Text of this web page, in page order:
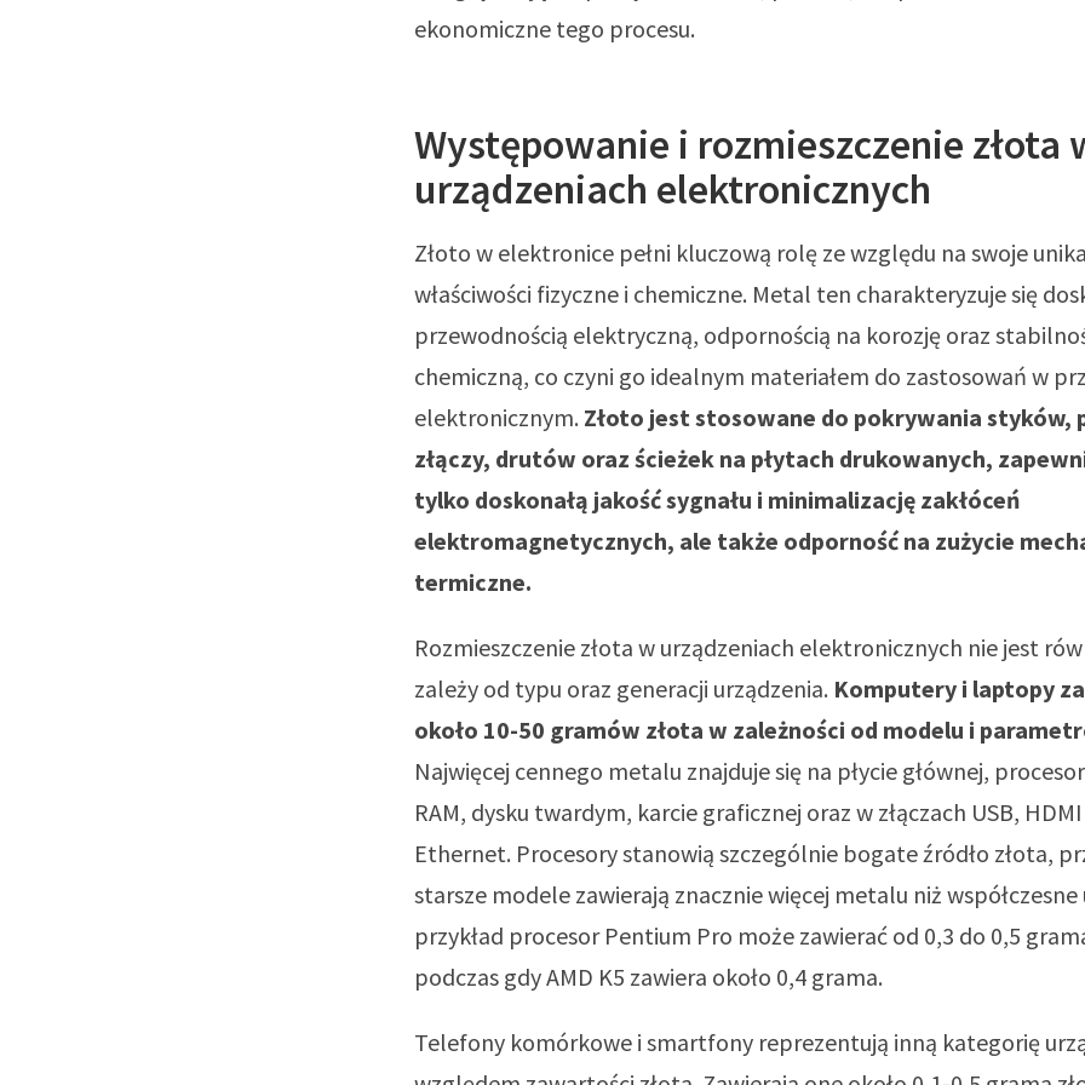
ekonomiczne tego procesu.
Występowanie i rozmieszczenie złota
urządzeniach elektronicznych
Złoto w elektronice pełni kluczową rolę ze względu na swoje
właściwości fizyczne i chemiczne. Metal ten charakteryzuje się
przewodnością elektryczną, odpornością na korozję oraz
chemiczną, co czyni go idealnym materiałem do zastosowań w
elektronicznym. Złoto jest stosowane do pokrywania styków,
złączy, drutów oraz ścieżek na płytach drukowanych,
tylko doskonałą jakość sygnału i minimalizację zakłóceń
elektromagnetycznych, ale także odporność na zużycie
termiczne.
Rozmieszczenie złota w urządzeniach elektronicznych nie jest
zależy od typu oraz generacji urządzenia. Komputery i laptopy
około 10-50 gramów złota w zależności od modelu i
Najwięcej cennego metalu znajduje się na płycie głównej,
RAM, dysku twardym, karcie graficznej oraz w złączach USB,
Ethernet. Procesory stanowią szczególnie bogate źródło złota,
starsze modele zawierają znacznie więcej metalu niż współczesne
przykład procesor Pentium Pro może zawierać od 0,3 do 0,5
podczas gdy AMD K5 zawiera około 0,4 grama.
Telefony komórkowe i smartfony reprezentują inną kategorię